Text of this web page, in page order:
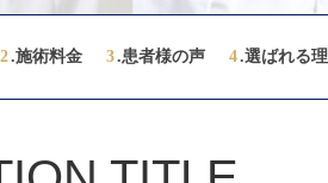
2.施術料金 3.患者様の声 4.選ばれる